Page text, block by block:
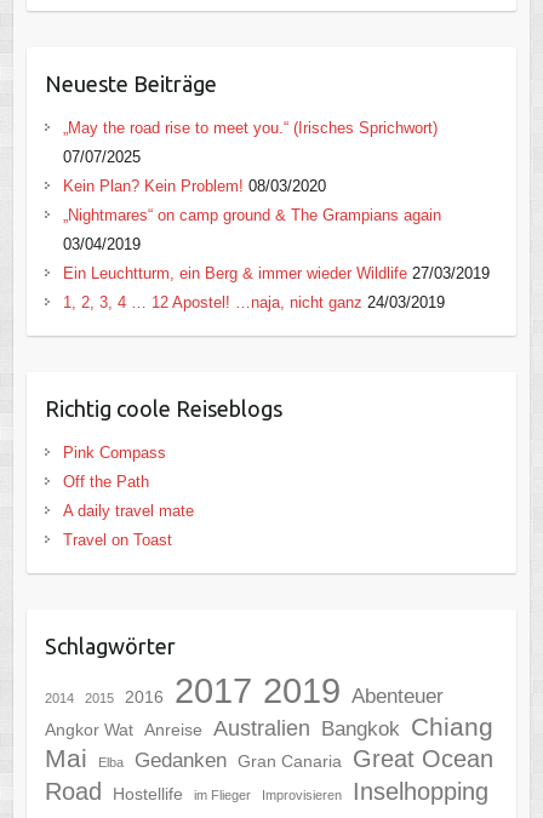
Neueste Beiträge
„May the road rise to meet you.“ (Irisches Sprichwort)
07/07/2025
Kein Plan? Kein Problem! 08/03/2020
„Nightmares“ on camp ground & The Grampians again
03/04/2019
Ein Leuchtturm, ein Berg & immer wieder Wildlife 27/03/2019
1, 2, 3, 4 … 12 Apostel! …naja, nicht ganz 24/03/2019
Richtig coole Reiseblogs
Pink Compass
Off the Path
A daily travel mate
Travel on Toast
Schlagwörter
2014 2015 2016 2017 2019 Abenteuer
Angkor Wat Anreise Australien Bangkok
Chiang
Mai
Elba Gedanken Gran Canaria
Great Ocean
Road
Hostellife im Flieger Improvisieren Inselhopping